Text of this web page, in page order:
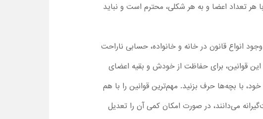
هر تعداد اعضا و به هر شکلی، محترم است و نباید
انواع قانون در خانه و خانواده، حسابی ناراحت
قوانین، برای حفاظت از خودش و بقیه اعضای
با بچه‌ها حرف بزنید. مهم‌ترین قوانین را با هم
می‌دانند، در صورت امکان کمی آن را تعدیل